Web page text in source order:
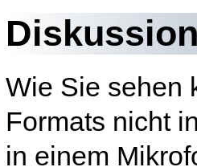
Wie Sie sehen
Formats nicht
in einem